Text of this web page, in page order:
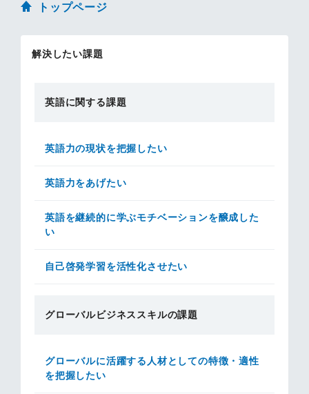
トップページ
解決したい課題
英語に関する課題
英語力の現状を把握したい
英語力をあげたい
英語を継続的に学ぶモチベーションを醸成した
い
自己啓発学習を活性化させたい
グローバルビジネススキルの課題
グローバルに活躍する人材としての特徴・適性
を把握したい